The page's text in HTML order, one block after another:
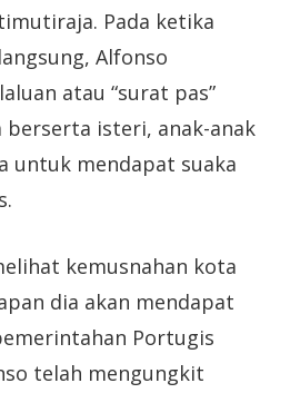
Pada ketika
Alfonso
atau “surat pas”
isteri, anak-anak
untuk mendapat suaka
kemusnahan kota
dia akan mendapat
Portugis
telah mengungkit